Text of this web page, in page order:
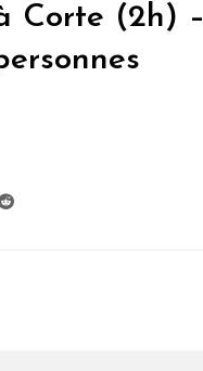
Corte (2h) –